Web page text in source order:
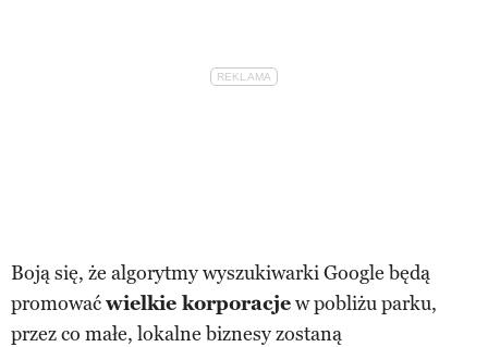
Boją się, że algorytmy wyszukiwarki Google będą
promowaćwielkie korporacjew pobliżu parku,
przez co małe, lokalne biznesy zostaną